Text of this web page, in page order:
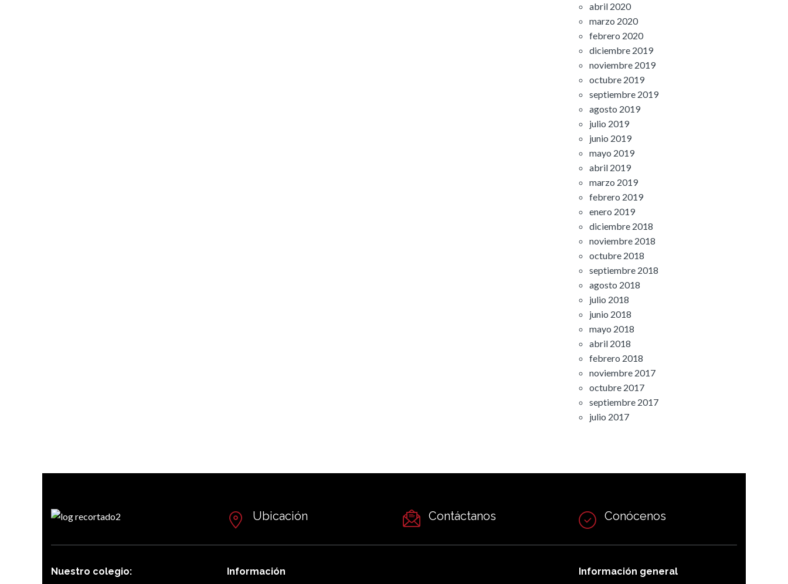
abril 2020
marzo 2020
febrero 2020
diciembre 2019
noviembre 2019
octubre 2019
septiembre 2019
agosto 2019
julio 2019
junio 2019
mayo 2019
abril 2019
marzo 2019
febrero 2019
enero 2019
diciembre 2018
noviembre 2018
octubre 2018
septiembre 2018
agosto 2018
julio 2018
junio 2018
mayo 2018
abril 2018
febrero 2018
noviembre 2017
octubre 2017
septiembre 2017
julio 2017
Ubicación Contáctanos Conócenos
Nuestro colegio: Información Información general